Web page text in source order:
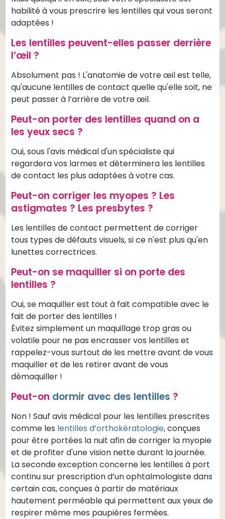
habilité à vous prescrire les lentilles qui vous seront
adaptées !
Les lentilles peuvent-elles passer derrière
l’œil ?
Absolument pas ! L'anatomie de votre œil est telle,
qu'aucune lentilles de contact quelle qu'elle soit, ne
peut passer à l’arrière de votre œil.
Peut-on porter des lentilles quand on a
les yeux secs ?
Oui, sous l'avis médical d'un spécialiste qui
regardera vos larmes et déterminera les lentilles
de contact les plus adaptées à votre cas.
Peut-on corriger les myopes ? Les
astigmates ? Les presbytes ?
Les lentilles de contact permettent de corriger
tous types de défauts visuels, si ce n'est plus qu'en
lunettes correctrices.
Peut-on se maquiller si on porte des
lentilles ?
Oui, se maquiller est tout à fait compatible avec le
fait de porter des lentilles !
Évitez simplement un maquillage trop gras ou
volatile pour ne pas encrasser vos lentilles et
rappelez-vous surtout de les mettre avant de vous
maquiller et de les retirer avant de vous
démaquiller !
Peut-on dormir avec des lentilles ?
Non ! Sauf avis médical pour les lentilles prescrites
comme les lentilles d’orthokératologie, conçues
pour être portées la nuit afin de corriger la myopie
et de profiter d'une vision nette durant la journée.
La seconde exception concerne les lentilles à port
continu sur prescription d’un ophtalmologiste dans
certain cas, conçues à partir de matériaux
hautement perméable qui permettent aux yeux de
respirer même mes paupières fermées.